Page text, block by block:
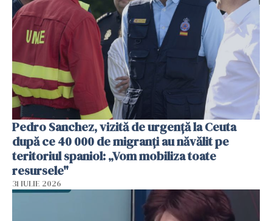
Pedro Sanchez, vizită de urgență la Ceuta
după ce 40 000 de migranți au năvălit pe
teritoriul spaniol: „Vom mobiliza toate
resursele"
31 IULIE 2026